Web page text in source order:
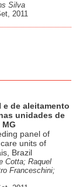
Silva
2011
de aleitamento
unidades de
panel of
units of
Brazil
Cotta; Raquel
Franceschini;